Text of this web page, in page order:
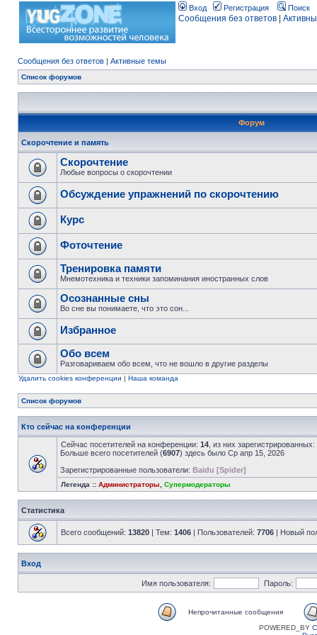
Вход Регистрация Поиск
Сообщения без ответов
Сообщения без ответов | Активные темы
Список форумов
Форум
Скорочтение и память
Скорочтение
Любые вопросы о скорочтении
Обсуждение упражнений по скорочтению
Курс
Фоточтение
Тренировка памяти
Мнемотехника и техники запоминания иностранных слов
Осознанные сны
Во сне вы понимаете, что это сон...
Избранное
Обо всем
Разговариваем обо всем, что не вошло в другие разделы
Удалить cookies конференции | Наша команда
Список форумов
Кто сейчас на конференции
Сейчас посетителей на конференции: 14 , из них
Больше всего посетителей (6907) здесь было Ср апр 15, 2026
Зарегистрированные пользователи: Baidu [Spider]
Легенда :: Администраторы Супермодераторы
Статистика
Всего сообщений: 13820 | Тем: 1406 | Пользователей: 7706 | Новый
Вход
Имя пользователя: Пароль:
Непрочитанные сообщения
POWERED_BY